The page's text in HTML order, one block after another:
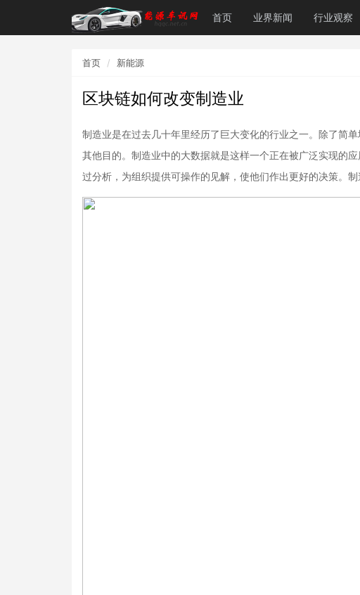
首页 业界新闻 行业观察
首页 新能源
区块链如何改变制造业
制造业是在过去几十年里经历了巨大变化的行业之一。除了简
其他目的。制造业中的大数据就是这样一个正在被广泛实现的
过分析，为组织提供可操作的见解，使他们作出更好的决策。